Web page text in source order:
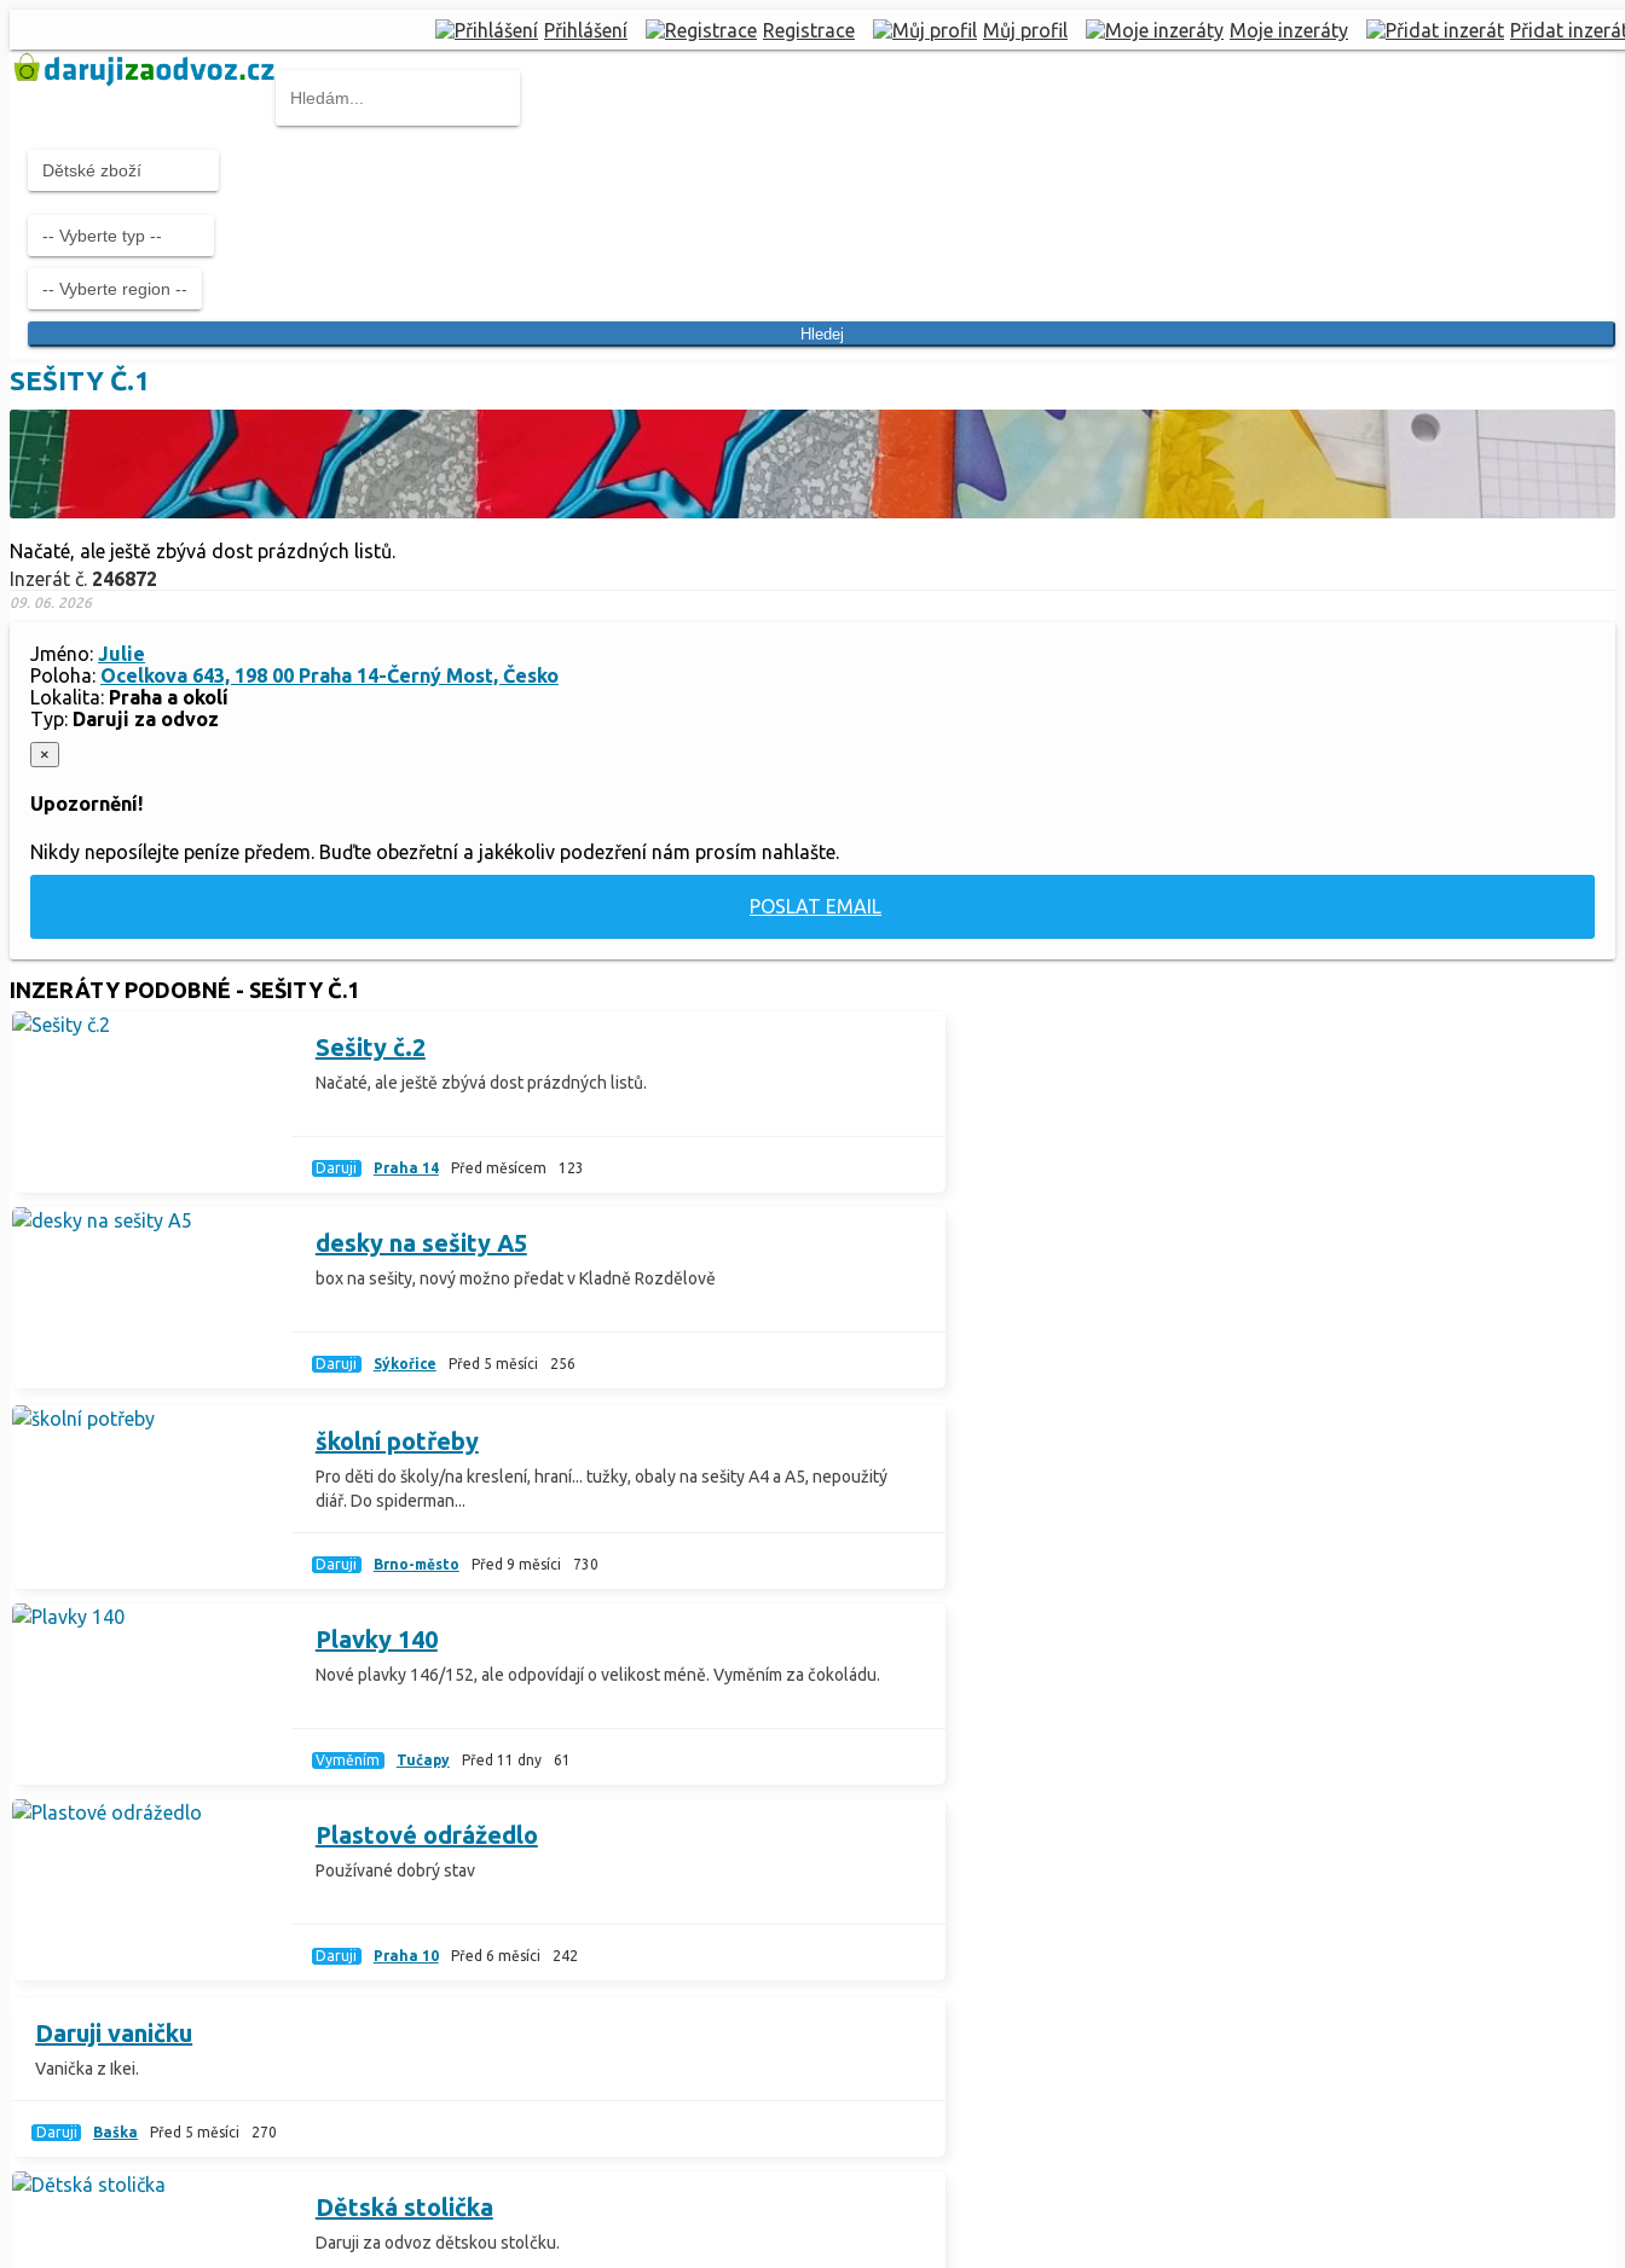
Přihlášení Registrace Můj profil Moje inzeráty Přidat
Hledej
SEŠITY Č.1
Načaté, ale ještě zbývá dost prázdných listů.
Inzerát č. 246872
09. 06. 2026
Jméno: Julie
Poloha: Ocelkova 643, 198 00 Praha 14-Černý Most, Česko
Lokalita: Praha a okolí
Typ: Daruji za odvoz
×
Upozornění!
Nikdy neposílejte peníze předem. Buďte obezřetní a jakékoliv podezření nám prosím nahlašte.
POSLAT EMAIL
INZERÁTY PODOBNÉ - SEŠITY Č.1
Sešity č.2
Načaté, ale ještě zbývá dost prázdných listů.
Daruji Praha 14 Před měsícem 123
desky na sešity A5
box na sešity, nový možno předat v Kladně Rozdělově
Daruji Sýkořice Před 5 měsíci 256
školní potřeby
Pro děti do školy/na kreslení, hraní... tužky, obaly na sešity A4 a A5, nepoužitý
diář. Do spiderman...
Daruji Brno-město Před 9 měsíci 730
Plavky 140
Nové plavky 146/152, ale odpovídají o velikost méně. Vyměním za čokoládu.
Vyměním Tučapy Před 11 dny 61
Plastové odrážedlo
Používané dobrý stav
Daruji Praha 10 Před 6 měsíci 242
Daruji vaničku
Vanička z Ikei.
Daruji Baška Před 5 měsíci 270
Dětská stolička
Daruji za odvoz dětskou stolčku.